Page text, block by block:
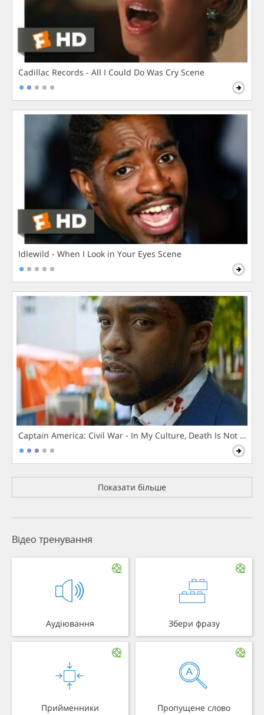
Cadillac Records - All I Could Do Was Cry Scene
Idlewild - When I Look in Your Eyes Scene
Captain America: Civil War - In My Culture, Death Is Not The
Показати більше
Відео тренування
Аудіювання Збери фразу
Прийменники Пропущене слово